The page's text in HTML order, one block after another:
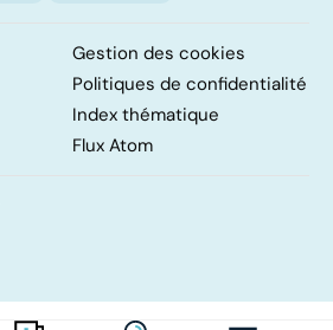
Gestion des cookies
Politiques de confidentialité
Index thématique
Flux Atom